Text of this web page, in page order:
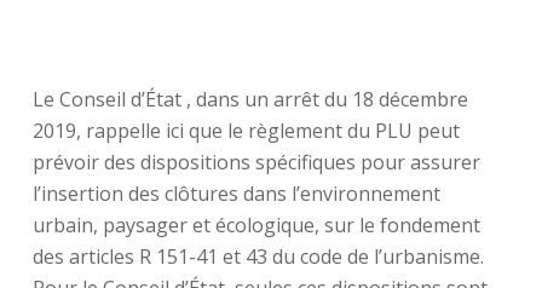
Le Conseil d’État , dans un arrêt du 18 décembre
2019, rappelle ici que le règlement du PLU peut
prévoir des dispositions spécifiques pour assurer
l’insertion des clôtures dans l’environnement
urbain, paysager et écologique, sur le fondement
des articles R 151-41 et 43 du code de l’urbanisme.